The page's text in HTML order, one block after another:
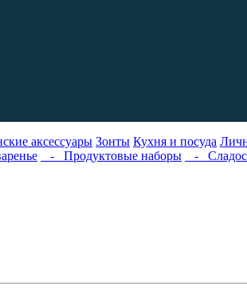
аксессуары Зонты Кухня и посуда
- Продуктовые наборы -